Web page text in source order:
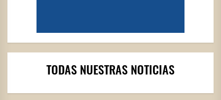
TODAS NUESTRAS NOTICIAS